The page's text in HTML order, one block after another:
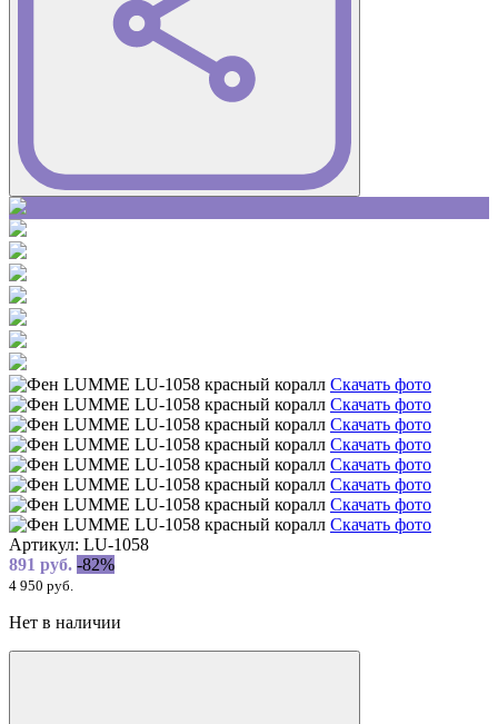
Скачать фото
Скачать фото
Скачать фото
Скачать фото
Скачать фото
Скачать фото
Скачать фото
Скачать фото
Артикул: LU-1058
891 руб. -82%
4 950 руб.
Нет в наличии